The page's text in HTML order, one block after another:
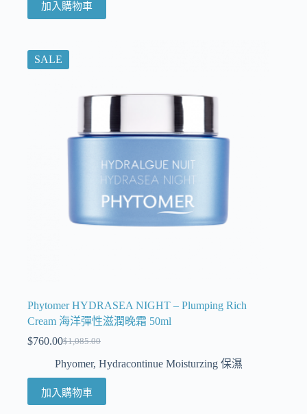
加入購物車
SALE
Phytomer HYDRASEA NIGHT – Plumping Rich
Cream 海洋彈性滋潤晚霜 50ml
$1,085.00
$760.00
Phyomer, Hydracontinue Moisturzing 保濕
加入購物車